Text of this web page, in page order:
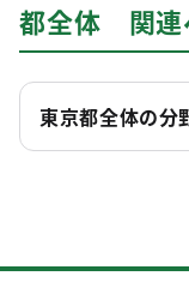
都全体 関連
東京都全体の分